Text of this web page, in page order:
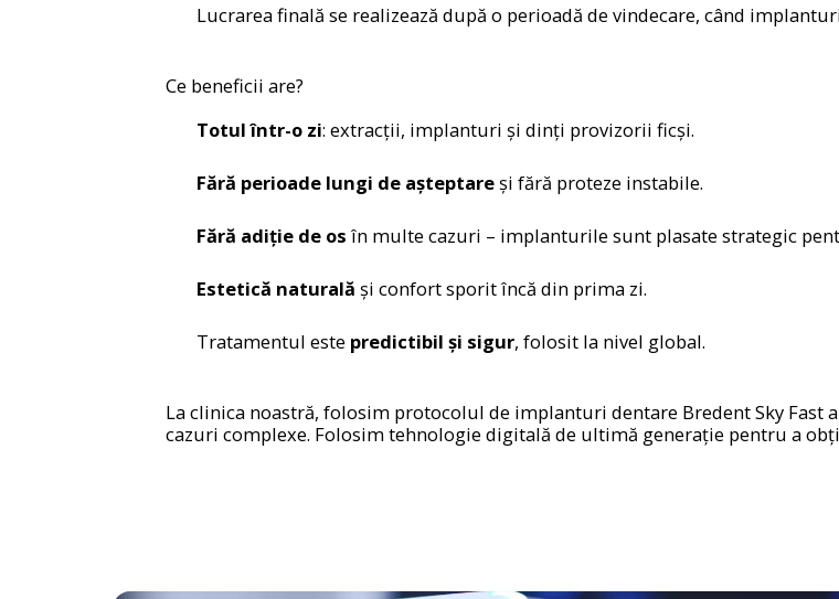
Lucrarea finală se realizează după o perioadă de vindecare, când
Ce beneficii are?
Totul într-o zi: extracții, implanturi și dinți provizorii ficși.
Fără perioade lungi de așteptareși fără proteze instabile.
Fără adiție de os în multe cazuri – implanturile sunt plasate strategic
Estetică naturală și confort sporit încă din prima zi.
Tratamentul este predictibil și sigur, folosit la nivel global.
La clinica noastră, folosim protocolul de implanturi dentare Bredent Sky
cazuri complexe. Folosim tehnologie digitală de ultimă generație pentru a